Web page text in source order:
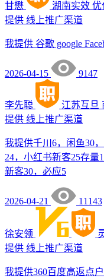
甘懋 湖南实效 优
提供 线上推广渠道
我提供 谷歌 google
2026-04-15 9147
李先聪 江苏互旦
提供 线上推广渠道
我提供千川6，闲鱼30
24，小红书新客25存量
新客30，必应5
2026-04-21 11143
徐安领
提供 线上推广渠道
我提供360百度高返点